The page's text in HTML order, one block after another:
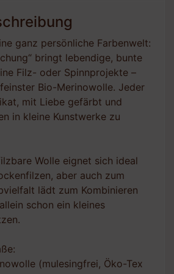
ganz persönliche Farbenwelt:
bringt lebendige, bunte
Filz- oder Spinnprojekte –
Bio-Merinowolle. Jeder
mit Liebe gefärbt und
in kleine Kunstwerke zu
Wolle eignet sich ideal
aber auch zum
lädt zum Kombinieren
schon ein kleines
(mulesingfrei, Öko-Tex